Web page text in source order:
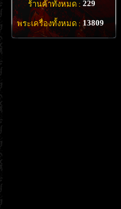
ร้านค้าทั้งหมด : 229
พระเครื่องทั้งหมด : 13809